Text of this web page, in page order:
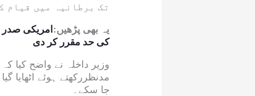
تک برطانیہ میں قیام
یہ بھی پڑھیں:
کی حد مقرر کر دی
وزیر داخلہ نے واضح کیا
مدنظررکھتے ہوئے اٹھایا
جا سکے۔